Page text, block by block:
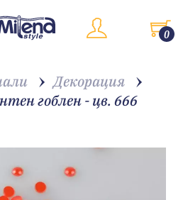
0
Декорация
гоблен - цв. 666